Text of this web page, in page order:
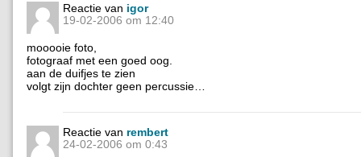
Reactie van igor
19-02-2006 om 12:40
mooooie foto,
fotograaf met een goed oog.
aan de duifjes te zien
volgt zijn dochter geen percussie…
Reactie van rembert
24-02-2006 om 0:43